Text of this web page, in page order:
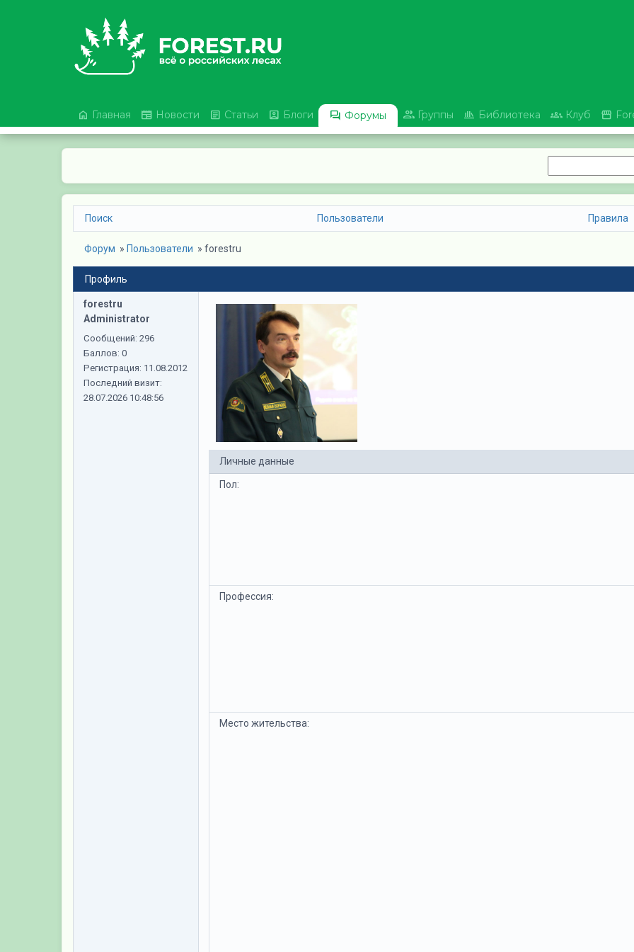
 Главная  Новости  Статьи  Блоги  Форумы  Группы  Библиотека  Клуб 
Поиск Пользователи Правила
Форум » Пользователи » forestru
Профиль
forestru
Administrator
Сообщений: 296
Баллов: 0
Регистрация: 11.08.2012
Последний визит:
28.07.2026 10:48:56
Личные данные
Пол:
Профессия:
Место жительства: